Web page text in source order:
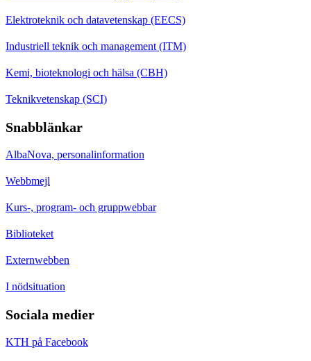
Elektroteknik och datavetenskap (EECS)
Industriell teknik och management (ITM)
Kemi, bioteknologi och hälsa (CBH)
Teknikvetenskap (SCI)
Snabblänkar
AlbaNova, personalinformation
Webbmejl
Kurs-, program- och gruppwebbar
Biblioteket
Externwebben
I nödsituation
Sociala medier
KTH på Facebook